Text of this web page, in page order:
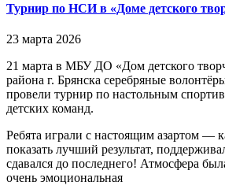
Турнир по НСИ в «Доме детского
23 марта 2026
21 марта в МБУ ДО «Дом детского
района г. Брянска серебряные
провели турнир по настольным
детских команд.
Ребята играли с настоящим азартом —
показать лучший результат,
сдавался до последнего! Атмосфера
очень эмоциональная